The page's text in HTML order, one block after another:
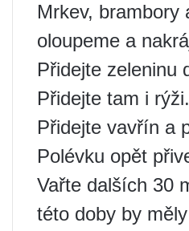
Mrkev, brambory
oloupeme a
Přidejte zeleninu
Přidejte tam i
Přidejte vavřín a
Polévku opět
Vařte dalších 30
této doby by